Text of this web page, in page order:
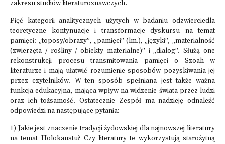
zakresu studiów literaturoznawczych.
Pięć kategorii analitycznych użytych w badaniu odzwierciedla
teoretyczne kontynuacje i transformacje dyskursu na temat
pamięci: „toposy/obrazy”, „pamięci” (lm.), „języki”, „materialność
(zwierzęta / rośliny / obiekty materialne)” i „dialog”. Służą one
rekonstrukcji procesu transmitowania pamięci o Szoah w
literaturze i mają ułatwić rozumienie sposobów pozyskiwania jej
przez czytelników. W ten sposób spełniana jest także ważna
funkcja edukacyjna, mająca wpływ na widzenie świata przez ludzi
oraz ich tożsamość. Ostatecznie Zespół ma nadzieję odnaleźć
odpowiedzi na następujące pytania:
1) Jakie jest znaczenie tradycji żydowskiej dla najnowszej literatury
na temat Holokaustu? Czy literatury te wykorzystują starożytną